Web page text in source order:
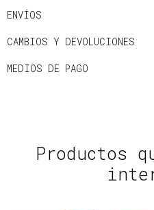
ENVÍOS
CAMBIOS Y DEVOLUCIONES
MEDIOS DE PAGO
Productos